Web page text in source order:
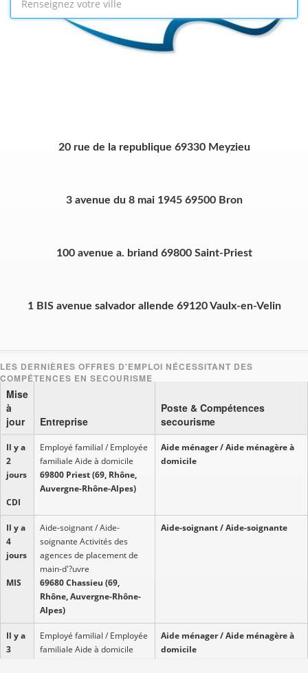
20 rue de la republique 69330 Meyzieu
3 avenue du 8 mai 1945 69500 Bron
100 avenue a. briand 69800 Saint-Priest
1 BIS avenue salvador allende 69120 Vaulx-en-Velin
Mise
à
jour
Entreprise
Poste & Compétences
secourisme
Il y a
2
jours
CDI
Employé familial / Employée
familiale Aide à domicile
69800 Priest (69, Rhône,
Auvergne-Rhône-Alpes)
Aide ménager / Aide ménagère à
domicile
Il y a
4
jours
MIS
Aide-soignant / Aide-
soignante Activités des
agences de placement de
main-d'?uvre
69680 Chassieu (69,
Rhône, Auvergne-Rhône-
Alpes)
Aide-soignant / Aide-soignante
Il y a
3
Employé familial / Employée
familiale Aide à domicile
Aide ménager / Aide ménagère à
domicile